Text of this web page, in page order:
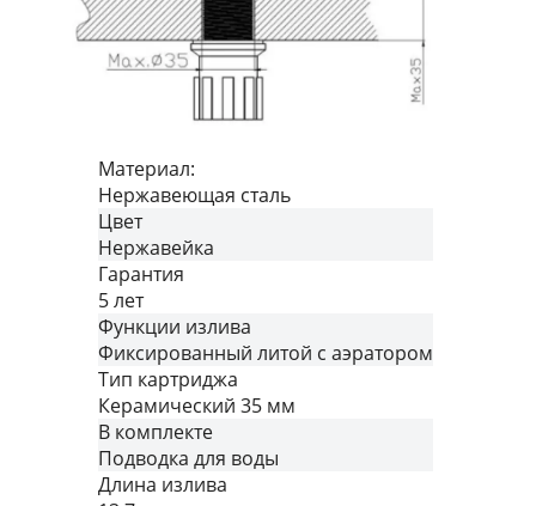
Материал:
Нержавеющая сталь
Цвет
Нержавейка
Гарантия
5 лет
Функции излива
Фиксированный литой с аэратором
Тип картриджа
Керамический 35 мм
В комплекте
Подводка для воды
Длина излива